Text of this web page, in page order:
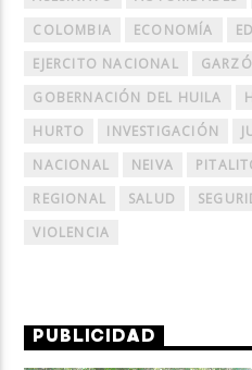
COLOMBIA
ECONOMÍA
EJERCITO NACIONAL
GOBERNACIÓN DEL HUILA
HURTO
INVESTIGACIÓN
NACIONAL
NEIVA
REGIONAL
SALUD
VIOLENCIA
PUBLICIDAD